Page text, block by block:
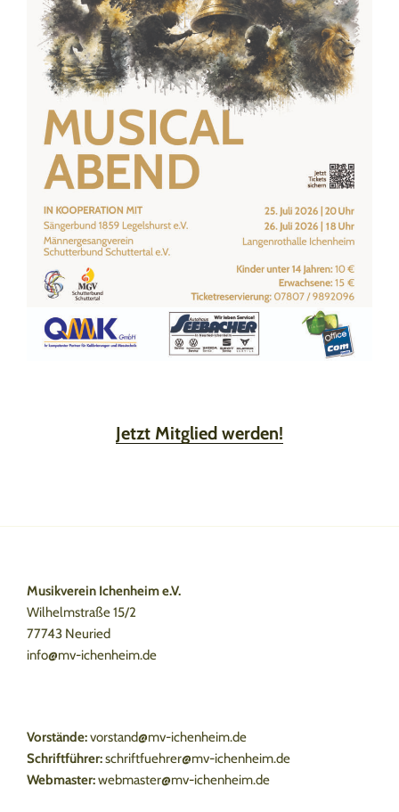
Jetzt Mitglied werden!
Musikverein Ichenheim e.V.
Wilhelmstraße 15/2
77743 Neuried
info@mv-ichenheim.de
Vorstände:vorstand@mv-ichenheim.de
Schriftführer:schriftfuehrer@mv-ichenheim.de
Webmaster:webmaster@mv-ichenheim.de